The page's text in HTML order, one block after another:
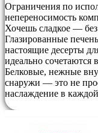
Ограничения по
непереносимость
Хочешь сладкое —
Глазированные
настоящие десерты
идеально сочетаются
Белковые, нежные
снаружи — это не
наслаждение в